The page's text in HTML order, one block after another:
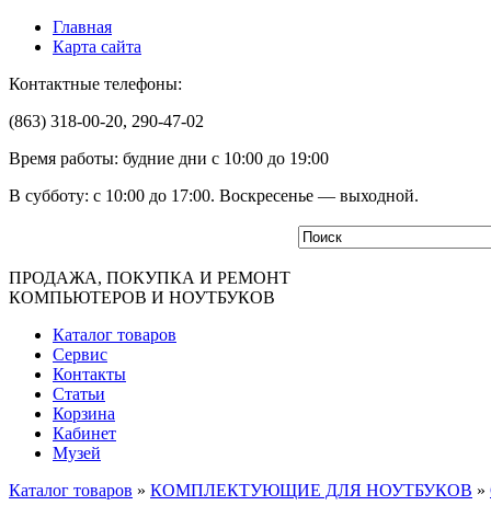
Главная
Карта сайта
Контактные телефоны:
(863) 318-00-20, 290-47-02
Время работы: будние дни с 10:00 до 19:00
В субботу: с 10:00 до 17:00. Воскресенье — выходной.
ПРОДАЖА, ПОКУПКА И РЕМОНТ
КОМПЬЮТЕРОВ И НОУТБУКОВ
Каталог товаров
Сервис
Контакты
Статьи
Корзина
Кабинет
Музей
Каталог товаров » КОМПЛЕКТУЮЩИЕ ДЛЯ НОУТБУКОВ »